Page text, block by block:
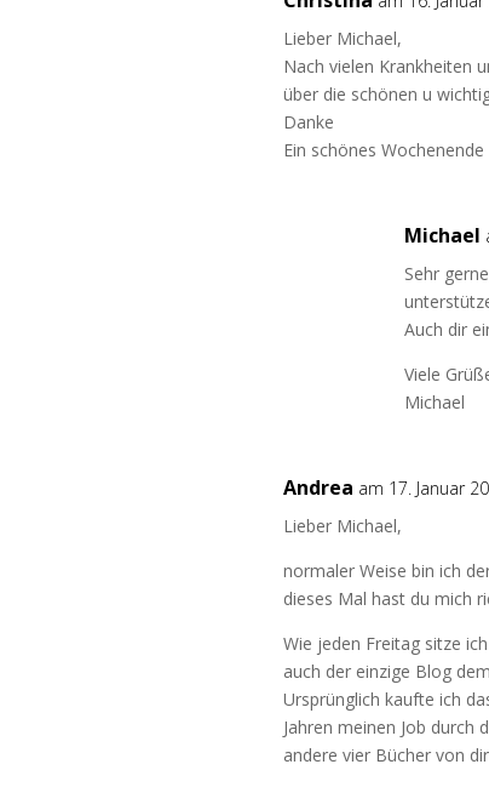
Lieber Michael,
Nach vielen Krankheiten
über die schönen u
Danke
Ein schönes Wochenende
Michael
Sehr
Auch dir
Viele
Michael
Andrea am 17. Januar
Lieber Michael,
normaler Weise bin ich
dieses Mal hast du mich
Wie jeden Freitag sitze
auch der einzige Blog
Ursprünglich kaufte ich
Jahren meinen Job
andere vier Bücher von